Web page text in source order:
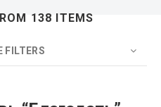
138 ITEMS
FILTERS